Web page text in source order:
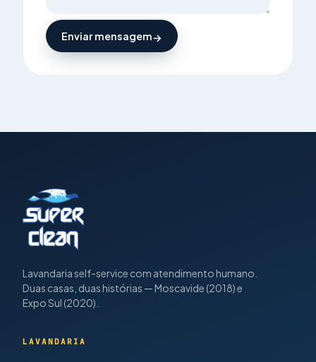
Enviar mensagem
Lavandaria self-service com atendimento humano.
Duas casas, duas histórias — Moscavide (2018) e
Expo Sul (2020).
LAVANDARIA